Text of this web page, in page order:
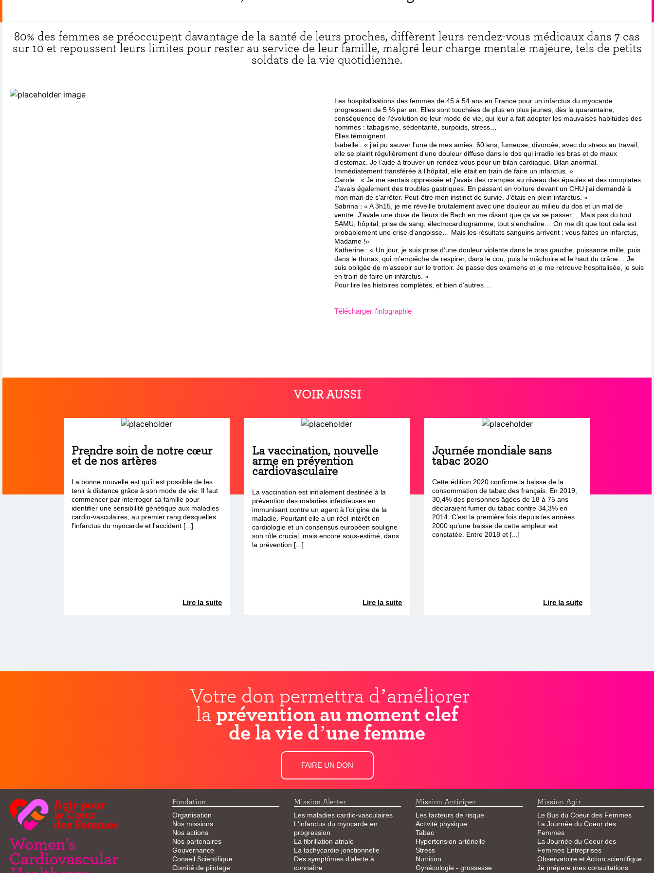
80% des femmes se préoccupent davantage de la santé de leurs proches, diffèrent leurs rendez-vous médicaux dans 7 cas
sur 10 et repoussent leurs limites pour rester au service de leur famille, malgré leur charge mentale majeure, tels de petits
soldats de la vie quotidienne.
Les hospitalisations des femmes de 45 à 54 ans en France pour un infarctus du myocarde
progressent de 5 % par an. Elles sont touchées de plus en plus jeunes, dès la quarantaine,
conséquence de l’évolution de leur mode de vie, qui leur a fait adopter les mauvaises habitudes des
hommes : tabagisme, sédentarité, surpoids, stress…
Elles témoignent.
Isabelle : « j’ai pu sauver l’une de mes amies. 60 ans, fumeuse, divorcée, avec du stress au travail,
elle se plaint régulièrement d'une douleur diffuse dans le dos qui irradie les bras et de maux
d'estomac. Je l’aide à trouver un rendez-vous pour un bilan cardiaque. Bilan anormal.
Immédiatement transférée à l’hôpital, elle était en train de faire un infarctus. »
Carole : « Je me sentais oppressée et j'avais des crampes au niveau des épaules et des omoplates.
J'avais également des troubles gastriques. En passant en voiture devant un CHU j'ai demandé à
mon mari de s'arrêter. Peut-être mon instinct de survie. J'étais en plein infarctus. »
Sabrina : « A 3h15, je me réveille brutalement avec une douleur au milieu du dos et un mal de
ventre. J’avale une dose de fleurs de Bach en me disant que ça va se passer… Mais pas du tout…
SAMU, hôpital, prise de sang, électrocardiogramme, tout s'enchaîne… On me dit que tout cela est
probablement une crise d’angoisse… Mais les résultats sanguins arrivent : vous faites un infarctus,
Madame !»
Katherine : « Un jour, je suis prise d’une douleur violente dans le bras gauche, puissance mille, puis
dans le thorax, qui m’empêche de respirer, dans le cou, puis la mâchoire et le haut du crâne… Je
suis obligée de m’asseoir sur le trottoir. Je passe des examens et je me retrouve hospitalisée, je suis
en train de faire un infarctus. »
Pour lire les histoires complètes, et bien d’autres…
Télécharger l'infographie
VOIR AUSSI
Prendre soin de notre cœur
et de nos artères
La bonne nouvelle est qu’il est possible de les
tenir à distance grâce à son mode de vie. Il faut
commencer par interroger sa famille pour
identifier une sensibilité génétique aux maladies
cardio-vasculaires, au premier rang desquelles
l'infarctus du myocarde et l'accident [...]
Lire la suite
La vaccination, nouvelle
arme en prévention
cardiovasculaire
La vaccination est initialement destinée à la
prévention des maladies infectieuses en
immunisant contre un agent à l’origine de la
maladie. Pourtant elle a un réel intérêt en
cardiologie et un consensus européen souligne
son rôle crucial, mais encore sous-estimé, dans
la prévention [...]
Lire la suite
Journée mondiale sans
tabac 2020
Cette édition 2020 confirme la baisse de la
consommation de tabac des français. En 2019,
30,4% des personnes âgées de 18 à 75 ans
déclaraient fumer du tabac contre 34,3% en
2014. C’est la première fois depuis les années
2000 qu’une baisse de cette ampleur est
constatée. Entre 2018 et [...]
Lire la suite
Votre don permettra d’améliorer
la prévention au moment clef
de la vie d’une femme
FAIRE UN DON
Fondation
Organisation
Nos missions
Nos actions
Nos partenaires
Gouvernance
Conseil Scientifique
Comité de pilotage
Mission Alerter
Les maladies cardio-vasculaires
L'infarctus du myocarde en
progression
La fibrillation atriale
La tachycardie jonctionnelle
Des symptômes d’alerte à
connaitre
Mission Anticiper
Les facteurs de risque
Activité physique
Tabac
Hypertension artérielle
Stress
Nutrition
Gynécologie - grossesse
Mission Agir
Le Bus du Coeur des Femmes
La Journée du Coeur des
Femmes
La Journée du Coeur des
Femmes Entreprises
Observatoire et Action scientifique
Je prépare mes consultations